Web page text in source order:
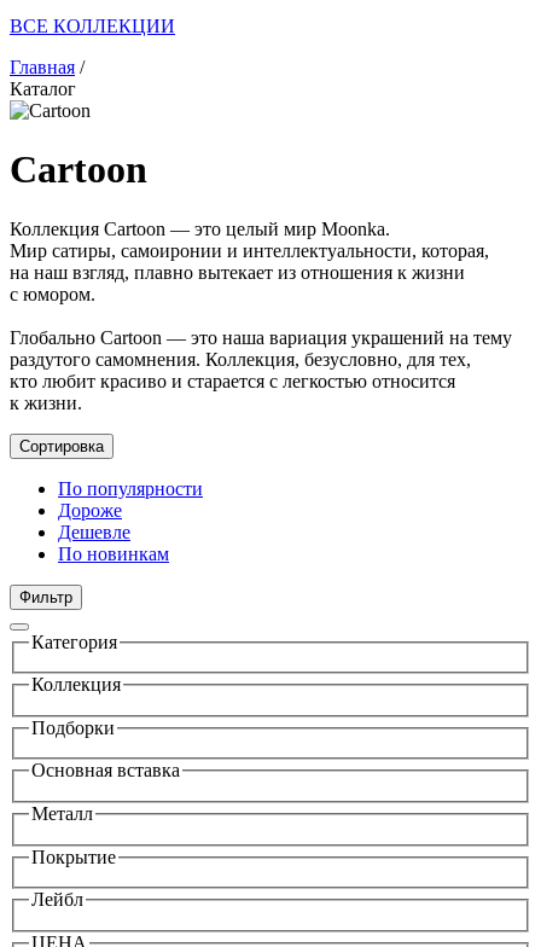
ВСЕ КОЛЛЕКЦИИ
Главная /
Каталог
Cartoon
Коллекция Cartoon — это целый мир Moonka.
Мир сатиры, самоиронии и интеллектуальности, которая,
на наш взгляд, плавно вытекает из отношения к жизни
с юмором.
Глобально Cartoon — это наша вариация украшений на тему
раздутого самомнения. Коллекция, безусловно, для тех,
кто любит красиво и старается с легкостью относится
к жизни.
Сортировка
По популярности
Дороже
Дешевле
По новинкам
Фильтр
Категория
Коллекция
Подборки
Основная вставка
Металл
Покрытие
Лейбл
ЦЕНА